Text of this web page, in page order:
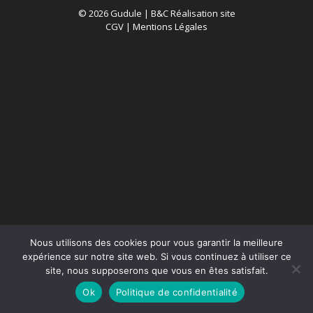
© 2026 Gudule | B&C Réalisation site
CGV | Mentions Légales
Nous utilisons des cookies pour vous garantir la meilleure
expérience sur notre site web. Si vous continuez à utiliser ce
site, nous supposerons que vous en êtes satisfait.
Ok
Politique de confidentialité